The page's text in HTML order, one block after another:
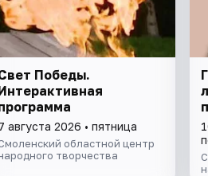
Победы.
августа 2026 • пятница
областной центр
творчества